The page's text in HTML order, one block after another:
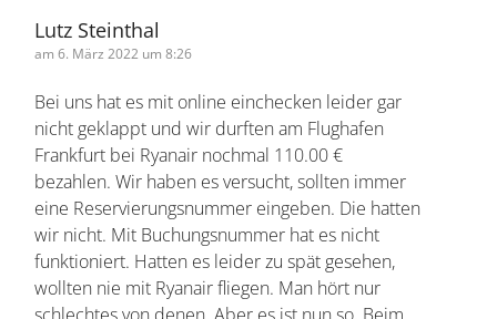
am 6. März 2022 um 8:26
Bei uns hat es mit online einchecken leider gar
nicht geklappt und wir durften am Flughafen
Frankfurt bei Ryanair nochmal 110.00 €
bezahlen. Wir haben es versucht, sollten immer
eine Reservierungsnummer eingeben. Die
hatten wir nicht. Mit Buchungsnummer hat es
nicht funktioniert. Hatten es leider zu spät